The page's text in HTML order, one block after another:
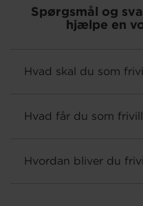
Spørgsmål og
hjælpe en
Hvad skal du som
Hvad får du som
Hvordan bliver du